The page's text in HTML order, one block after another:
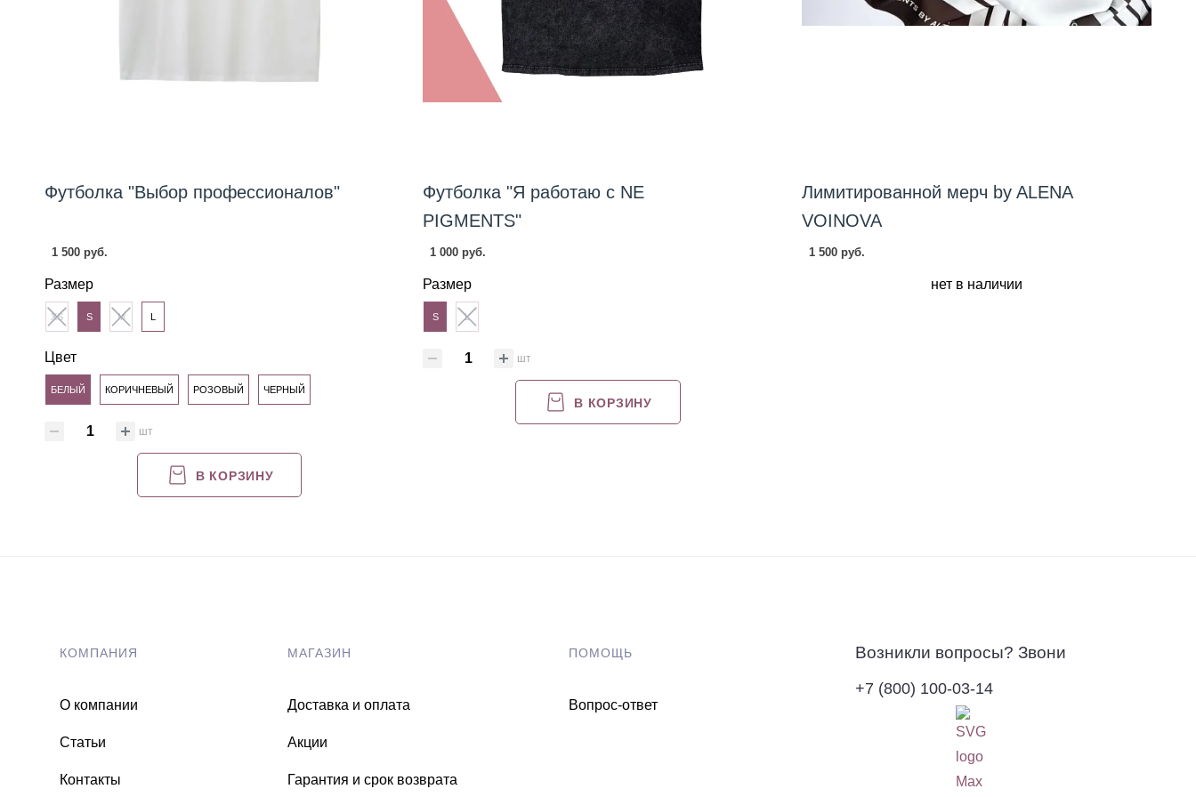
Футболка "Выбор профессионалов"
1 500 руб.
Размер
XS S M
Цвет
БЕЛЫЙ КОРИЧНЕВЫЙ РОЗОВЫЙ ЧЕРНЫЙ
шт
В КОРЗИНУ
Футболка "Я работаю с NE
PIGMENTS"
1 000 руб.
Размер
S L
шт
В КОРЗИНУ
Лимитированной мерч by ALENA
VOINOVA
1 500 руб.
нет в наличии
КОМПАНИЯ
О компании
Статьи
Контакты
МАГАЗИН
Доставка и оплата
Акции
Гарантия и срок возврата
ПОМОЩЬ
Вопрос-ответ
Возникли вопросы? Звони
+7 (800) 100-03-14